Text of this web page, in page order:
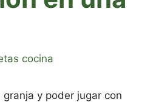
cocina
y poder jugar con